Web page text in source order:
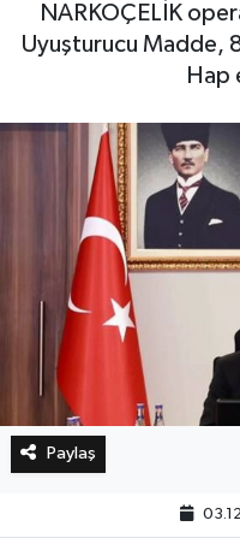
NARKOÇELİK
Uyuşturucu Madde,
Hap
Paylaş
Bilim
Bilim, Teknoloji